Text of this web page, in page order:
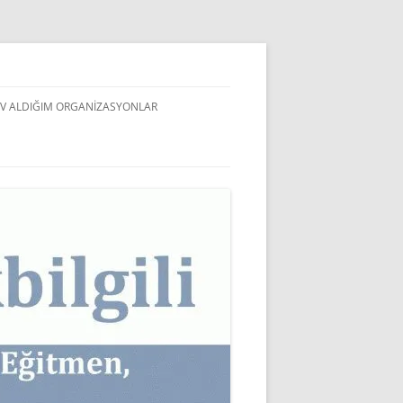
ALDIĞIM ORGANIZASYONLAR